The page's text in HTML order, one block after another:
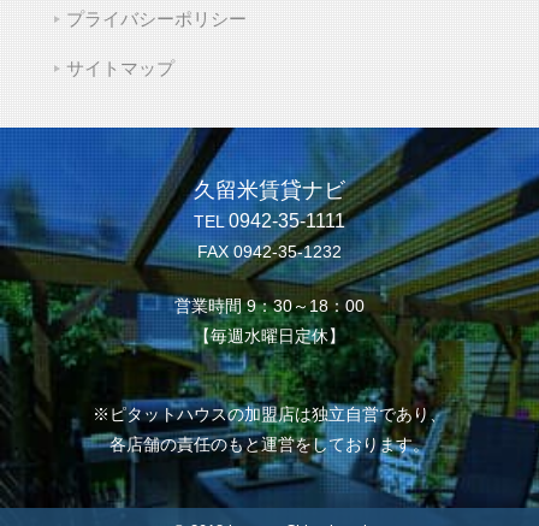
プライバシーポリシー
サイトマップ
久留米賃貸ナビ
TEL 0942-35-1111
FAX 0942-35-1232
営業時間 9：30～18：00
【毎週水曜日定休】
※ピタットハウスの加盟店は独立自営であり、
各店舗の責任のもと運営をしております。